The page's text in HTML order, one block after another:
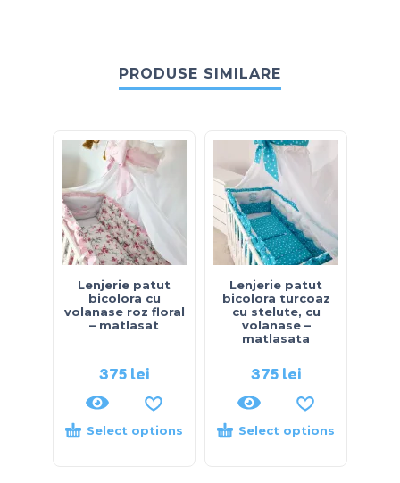
PRODUSE SIMILARE
Lenjerie patut
bicolora cu
volanase roz floral
– matlasat
375 lei
Select options
Lenjerie patut
bicolora turcoaz
cu stelute, cu
volanase –
matlasata
375 lei
Select options